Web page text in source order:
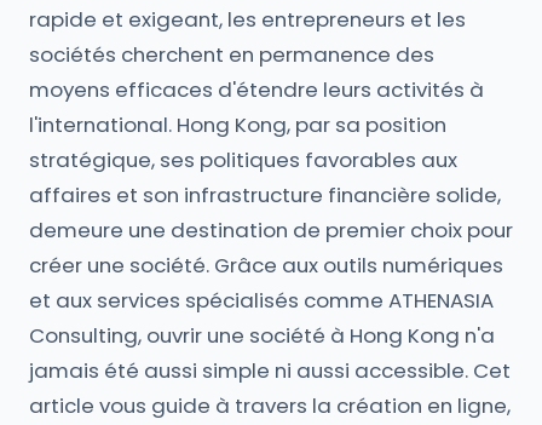
rapide et exigeant, les entrepreneurs et les
sociétés cherchent en permanence des
moyens efficaces d'étendre leurs activités à
l'international. Hong Kong, par sa position
stratégique, ses politiques favorables aux
affaires et son infrastructure financière solide,
demeure une destination de premier choix pour
créer une société. Grâce aux outils numériques
et aux services spécialisés comme ATHENASIA
Consulting, ouvrir une société à Hong Kong n'a
jamais été aussi simple ni aussi accessible. Cet
article vous guide à travers la création en ligne,